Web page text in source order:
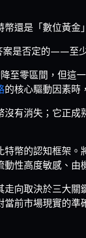
還是「數位黃金
是否定的——至
至零區間，但這
的核心驅動因素時
沒有消失；它正
幣的認知框架
性高度敏感、由
向取決於三大
前市場現實的準